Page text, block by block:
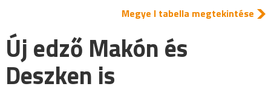
Megye I tabella megtekintése
Új edző Makón és
Deszken is